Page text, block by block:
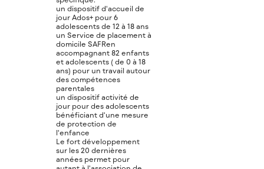
un dispositif d'accueil de
jour Ados+ pour 6
adolescents de 12 à 18 ans
un Service de placement à
domicile SAFRen
accompagnant 82 enfants
et adolescents ( de 0 à 18
ans) pour un travail autour
des compétences
parentales
un dispositif activité de
jour pour des adolescents
bénéficiant d'une mesure
de protection de
l'enfance
Le fort développement
sur les 20 dernières
années permet pour